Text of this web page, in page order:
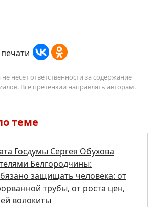
несёт ответственности за содержание
Все претензии направлять авторам.
теме
Госдумы Сергея Обухова
Белгородчины:
защищать человека: от
трубы, от роста цен,
волокиты